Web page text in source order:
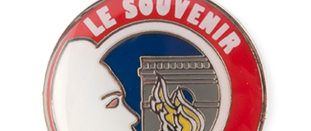
Pin’s “Le Souvenir français”